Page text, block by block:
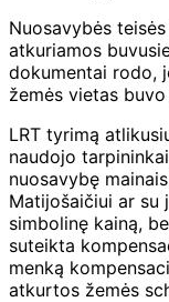
Nuosavybės
atkuriamos
dokumentai rodo,
žemės vietas
LRT tyrimą
naudojo
nuosavybę
Matijošaičiui ar su
simbolinę kainą,
suteikta
menką
atkurtos žemės